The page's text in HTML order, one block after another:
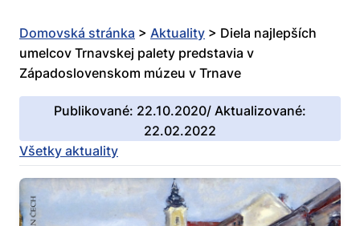
Domovská stránka > Aktuality > Diela najlepších
umelcov Trnavskej palety predstavia v
Západoslovenskom múzeu v Trnave
Publikované: 22.10.2020/ Aktualizované:
22.02.2022
Všetky aktuality